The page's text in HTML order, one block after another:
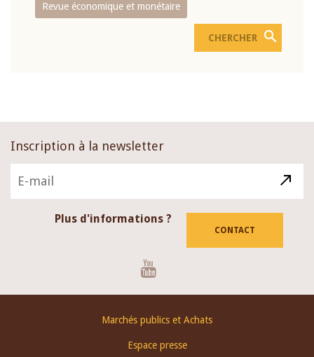
Revue économique et monétaire
Inscription à la newsletter
Plus d'informations ?
CONTACT
Marchés publics et Achats
Espace presse